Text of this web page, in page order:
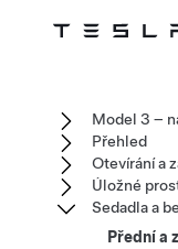
Model 3 –
Přehled
Otevírání a
Úložné
Sedadla a
Přední a